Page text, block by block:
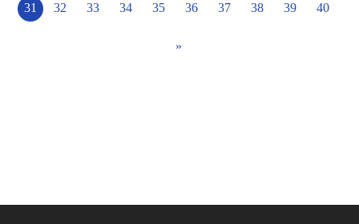
31 32 33 34 35 36 37 38 39 40
»